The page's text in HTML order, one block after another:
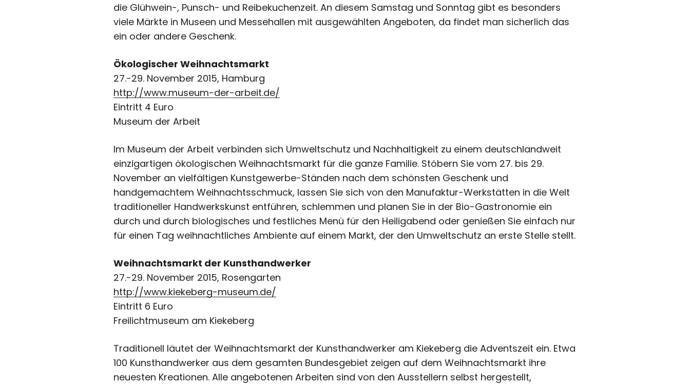
die Glühwein-, Punsch- und Reibekuchenzeit. An diesem Samstag und Sonntag gibt es besonders
viele Märkte in Museen und Messehallen mit ausgewählten Angeboten, da findet man sicherlich das
ein oder andere Geschenk.
Ökologischer Weihnachtsmarkt
27.-29. November 2015, Hamburg
http://www.museum-der-arbeit.de/
Eintritt 4 Euro
Museum der Arbeit
Im Museum der Arbeit verbinden sich Umweltschutz und Nachhaltigkeit zu einem deutschlandweit
einzigartigen ökologischen Weihnachtsmarkt für die ganze Familie. Stöbern Sie vom 27. bis 29.
November an vielfältigen Kunstgewerbe-Ständen nach dem schönsten Geschenk und
handgemachtem Weihnachtsschmuck, lassen Sie sich von den Manufaktur-Werkstätten in die Welt
traditioneller Handwerkskunst entführen, schlemmen und planen Sie in der Bio-Gastronomie ein
durch und durch biologisches und festliches Menü für den Heiligabend oder genießen Sie einfach nur
für einen Tag weihnachtliches Ambiente auf einem Markt, der den Umweltschutz an erste Stelle stellt.
Weihnachtsmarkt der Kunsthandwerker
27.-29. November 2015, Rosengarten
http://www.kiekeberg-museum.de/
Eintritt 6 Euro
Freilichtmuseum am Kiekeberg
Traditionell läutet der Weihnachtsmarkt der Kunsthandwerker am Kiekeberg die Adventszeit ein. Etwa
100 Kunsthandwerker aus dem gesamten Bundesgebiet zeigen auf dem Weihnachtsmarkt ihre
neuesten Kreationen. Alle angebotenen Arbeiten sind von den Ausstellern selbst hergestellt,